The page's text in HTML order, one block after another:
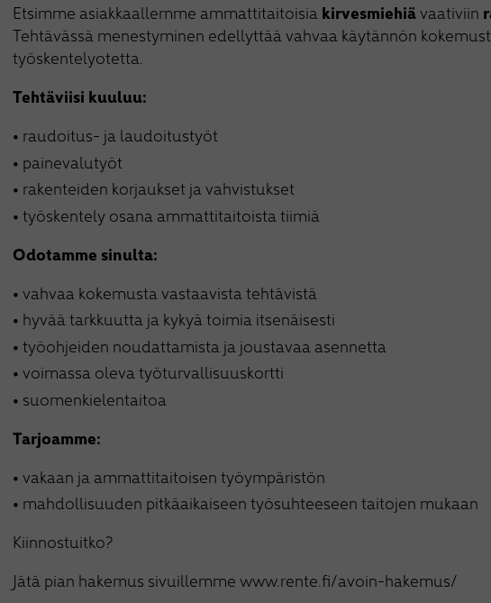
Etsimme asiakkaallemme ammattitaitoisia kirvesmiehiävaativiin
Tehtävässä menestyminen edellyttää vahvaa käytännön
työskentelyotetta.
Tehtäviisi kuuluu:
raudoitus- ja laudoitustyöt
painevalutyöt
rakenteiden korjaukset ja vahvistukset
työskentely osana ammattitaitoista tiimiä
Odotamme sinulta:
vahvaa kokemusta vastaavista tehtävistä
hyvää tarkkuutta ja kykyä toimia itsenäisesti
työohjeiden noudattamista ja joustavaa asennetta
voimassa oleva työturvallisuuskortti
suomenkielentaitoa
Tarjoamme:
vakaan ja ammattitaitoisen työympäristön
mahdollisuuden pitkäaikaiseen työsuhteeseen taitojen mukaan
Kiinnostuitko?
Jätä pian hakemus sivuillemme www.rente.fi/avoin-hakemus/